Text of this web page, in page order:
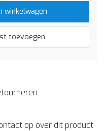
winkelwagen
toevoegen
op over dit product